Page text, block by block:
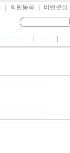
회원등록 비번분실